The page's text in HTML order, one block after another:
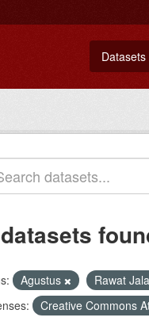
Datasets
Agustus Rawat
Creative Commons